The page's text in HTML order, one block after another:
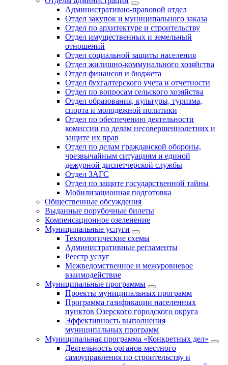
Административно-правовой отдел
Отдел закупок и муниципального заказа
Отдел по архитектуре и строительству
Отдел имущественных и земельный
отношений
Отдел социальной защиты населения
Отдел жилищно-коммунального хозяйства
Отдел финансов и бюджета
Отдел бухгалтерского учета и отчетности
Отдел по вопросам сельского хозяйства
Отдел образования, культуры, туризма,
спорта и молодежной политики
Отдел по обеспечению деятельности
комиссии по делам несовершеннолетних и
защите их прав
Отдел по делам гражданской обороны,
чрезвычайным ситуациям и единой
дежурной диспетчерской службы
Отдел ЗАГС
Отдел по защите государственной тайны
Мобилизационная подготовка
Общественные обсуждения
Выданные порубочные билеты
Компенсационное озеленение
Муниципальные услуги
Технологические схемы
Административные регламенты
Реестр услуг
Межведомственное и межуровневое
взаимодействие
Муниципальные программы
Проекты муниципальных программ
Программа газификации населенных
пунктов Озерского городского округа
Эффективность выполнения
муниципальных программ
Муниципальная программа «Конкретных дел»
Деятельность органов местного
самоуправления по строительству и